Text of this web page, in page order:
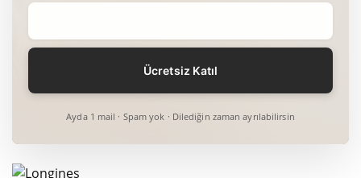
Ayda 1 mail · Spam yok · Dilediğin zaman ayrılabilirsin